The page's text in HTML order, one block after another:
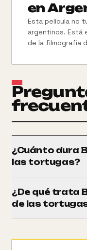
en
Esta película no
argentinos. Está
de la filmografía
¿Cuánto dura
las tortugas?
¿De qué trata
de las